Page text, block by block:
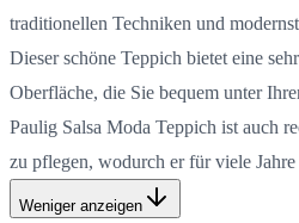
traditionellen Techniken und
Dieser schöne Teppich bietet eine
Oberfläche, die Sie bequem unter
Paulig Salsa Moda Teppich ist auch
zu pflegen, wodurch er für viele
Weniger anzeigen